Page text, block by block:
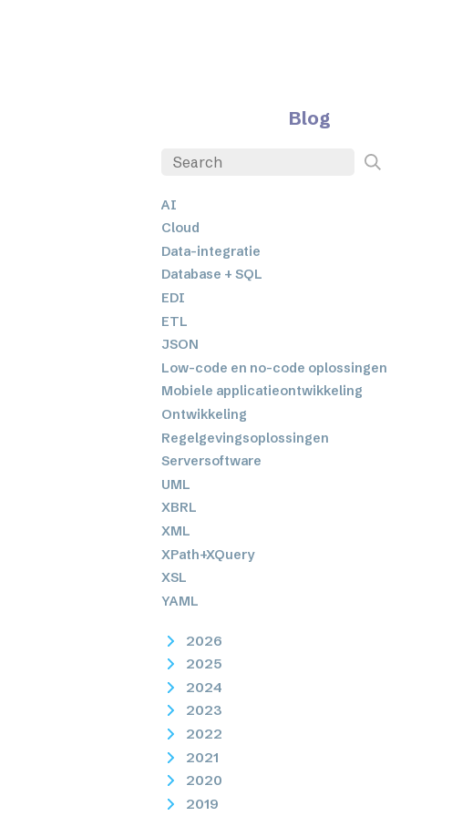
Blog
AI
Cloud
Data-integratie
Database + SQL
EDI
ETL
JSON
Low-code en no-code oplossingen
Mobiele applicatieontwikkeling
Ontwikkeling
Regelgevingsoplossingen
Serversoftware
UML
XBRL
XML
XPath+XQuery
XSL
YAML
2026
2025
2024
2023
2022
2021
2020
2019